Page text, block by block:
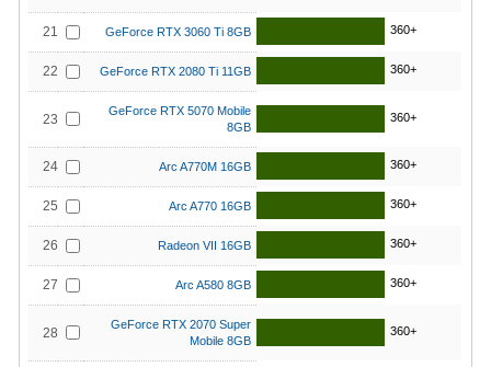
21 GeForce RTX 3060 Ti 8GB 360+
22 GeForce RTX 2080 Ti 11GB 360+
23
GeForce RTX 5070 Mobile
8GB
360+
24 Arc A770M 16GB 360+
25 Arc A770 16GB 360+
26 Radeon VII 16GB 360+
27 Arc A580 8GB 360+
28
GeForce RTX 2070 Super
Mobile 8GB
360+